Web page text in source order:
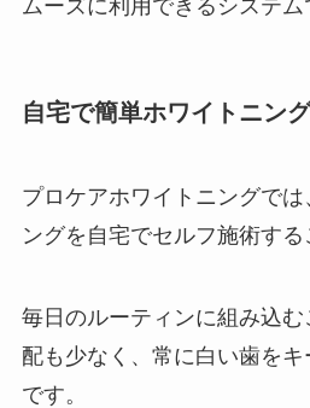
ムーズに利用できるシステム
自宅で簡単ホワイトニング
プロケアホワイトニングで
ングを自宅でセルフ施術する
毎日のルーティンに組み込
配も少なく、常に白い歯を
です。